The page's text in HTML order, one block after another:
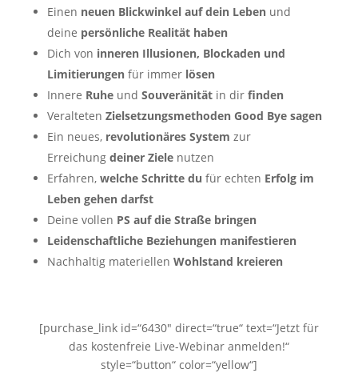
​Einen neuen Blickwinkel auf dein Leben und
deine persönliche Realität haben
​Dich von inneren Illusionen, Blockaden und
Limitierungen für immer lösen
​Innere Ruhe und Souveränität in dir finden
​Veralteten Zielsetzungsmethoden Good Bye sagen
Ein neues, revolutionäres System zur
Erreichung deiner Ziele nutzen
​Erfahren, welche Schritte du für echten Erfolg im
Leben gehen darfst
​Deine vollen PS auf die Straße bringen
​​Leidenschaftliche Beziehungen manifestieren
​Nachhaltig materiellen Wohlstand kreieren
[purchase_link id=“6430″ direct=“true“ text=“Jetzt für
das kostenfreie Live-Webinar anmelden!“
style=“button“ color=“yellow“]